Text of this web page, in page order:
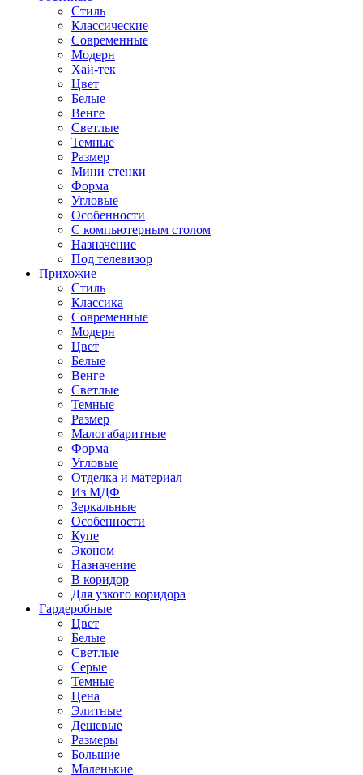
Стиль
Классические
Современные
Модерн
Хай-тек
Цвет
Белые
Венге
Светлые
Темные
Размер
Мини стенки
Форма
Угловые
Особенности
С компьютерным столом
Назначение
Под телевизор
Прихожие
Стиль
Классика
Современные
Модерн
Цвет
Белые
Венге
Светлые
Темные
Размер
Малогабаритные
Форма
Угловые
Отделка и материал
Из МДФ
Зеркальные
Особенности
Купе
Эконом
Назначение
В коридор
Для узкого коридора
Гардеробные
Цвет
Белые
Светлые
Серые
Темные
Цена
Элитные
Дешевые
Размеры
Большие
Маленькие